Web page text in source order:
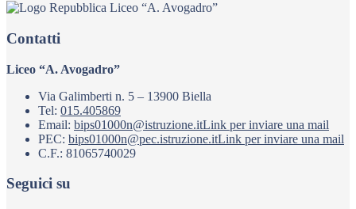
Liceo “A. Avogadro”
Contatti
Liceo “A. Avogadro”
Via Galimberti n. 5 – 13900 Biella
Tel: 015.405869
Email: bips01000n@istruzione.itLink per inviare una mail
PEC: bips01000n@pec.istruzione.itLink per inviare una mail
C.F.: 81065740029
Seguici su